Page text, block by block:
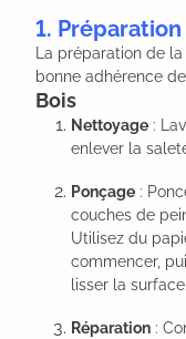
1.
La préparation de
bonne adhérence
Bois
Nettoyage :
enlever la
Ponçage :
couches de
Utilisez du
commencer,
lisser la surface.
Réparation :